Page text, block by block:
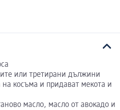
или третирани дължини
на косъма и придават мекота и
масло, масло от авокадо и